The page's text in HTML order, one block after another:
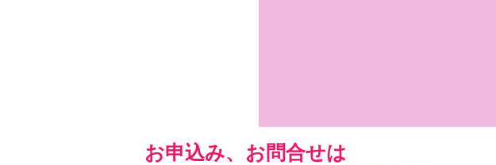
お申込み、お問合せは